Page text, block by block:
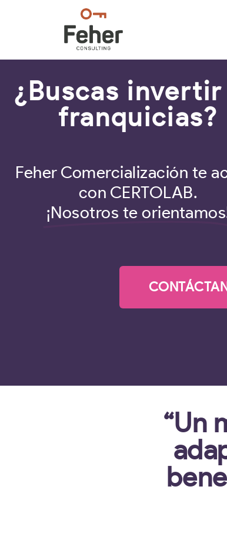
¿Buscas invertir
franquicias?
Feher Comercialización te
con CERTOLAB.
¡Nosotros te
“Un